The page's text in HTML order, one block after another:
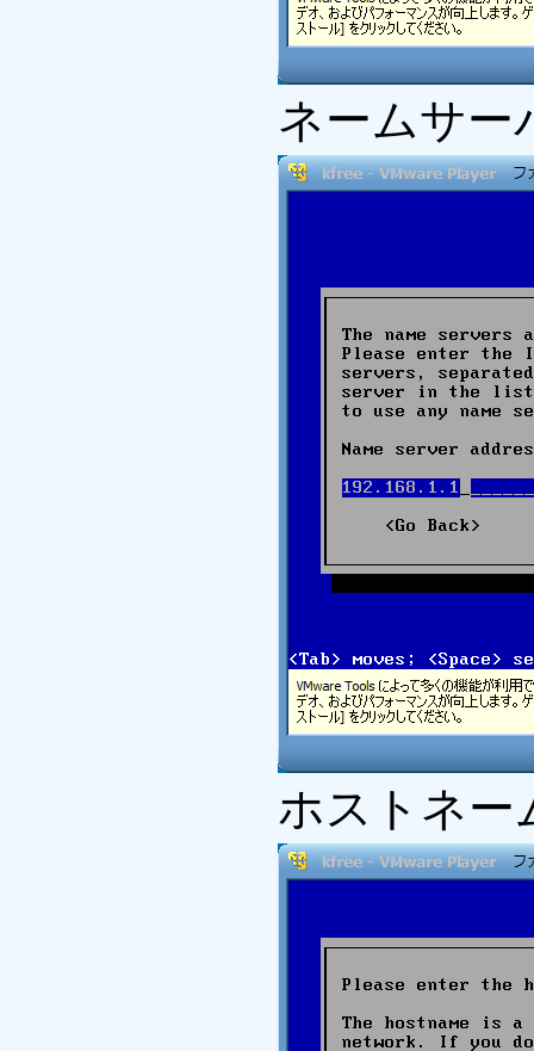
ネームサー
ホストネー